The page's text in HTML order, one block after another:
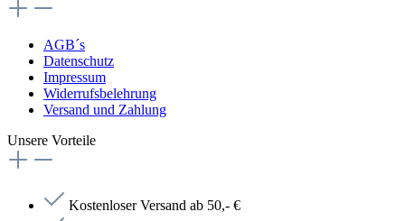
AGB´s
Datenschutz
Impressum
Widerrufsbelehrung
Versand und Zahlung
Unsere Vorteile
Kostenloser Versand ab 50,- €